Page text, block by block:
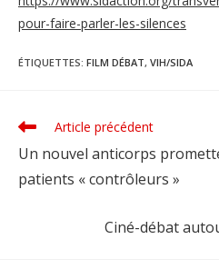
pour-faire-parler-les-silences
ÉTIQUETTES: FILM DÉBAT, VIH/SIDA
Read
articles
Article précédent
Un nouvel anticorps
patients « contrôleurs »
Ciné-débat